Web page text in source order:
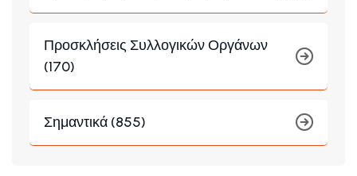
Προσκλήσεις Συλλογικών Οργάνων
(170)
Σημαντικά (855)